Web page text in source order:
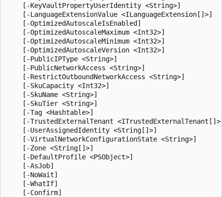
    [-KeyVaultPropertyUserIdentity <String>]
    [-LanguageExtensionValue <ILanguageExtension[]>]
    [-OptimizedAutoscaleIsEnabled]
    [-OptimizedAutoscaleMaximum <Int32>]
    [-OptimizedAutoscaleMinimum <Int32>]
    [-OptimizedAutoscaleVersion <Int32>]
    [-PublicIPType <String>]
    [-PublicNetworkAccess <String>]
    [-RestrictOutboundNetworkAccess <String>]
    [-SkuCapacity <Int32>]
    [-SkuName <String>]
    [-SkuTier <String>]
    [-Tag <Hashtable>]
[-TrustedExternalTenant
    [-UserAssignedIdentity <String[]>]
    [-VirtualNetworkConfigurationState <String>]
    [-Zone <String[]>]
    [-DefaultProfile <PSObject>]
    [-AsJob]
    [-NoWait]
    [-WhatIf]
    [-Confirm]